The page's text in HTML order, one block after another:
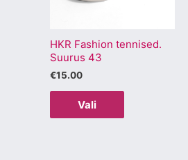
HKR Fashion tennised.
Suurus 43
€15.00
Vali
teha